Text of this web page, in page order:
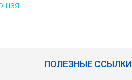
ПОЛЕЗНЫЕ ССЫЛКИ